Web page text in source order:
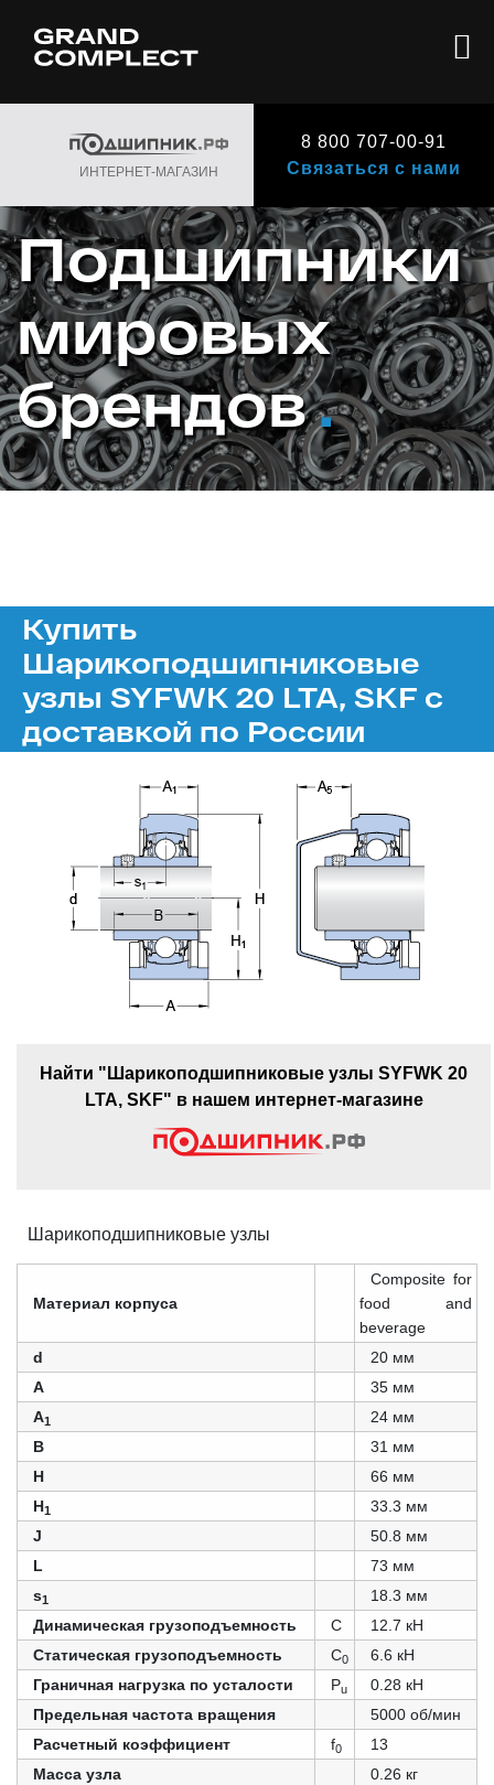
ИНТЕРНЕТ-МАГАЗИН
8 800 707-00-91
Связаться с нами
Подшипники
мировых
брендов.
Купить
Шарикоподшипниковые
узлы SYFWK 20 LTA, SKF с
доставкой по России
Найти "Шарикоподшипниковые узлы SYFWK 20
LTA, SKF" в нашем интернет-магазине
Шарикоподшипниковые узлы
Материал корпуса
Composite for
food and
beverage
d
20 мм
A
35 мм
A1
24 мм
B
31 мм
H
66 мм
H1
33.3 мм
J
50.8 мм
L
73 мм
s1
18.3 мм
Динамическая грузоподъемность
C
12.7 кН
Статическая грузоподъемность
C0
6.6 кН
Граничная нагрузка по усталости
Pu
0.28 кН
Предельная частота вращения
5000 об/мин
Расчетный коэффициент
f0
13
Масса узла
0.26 кг